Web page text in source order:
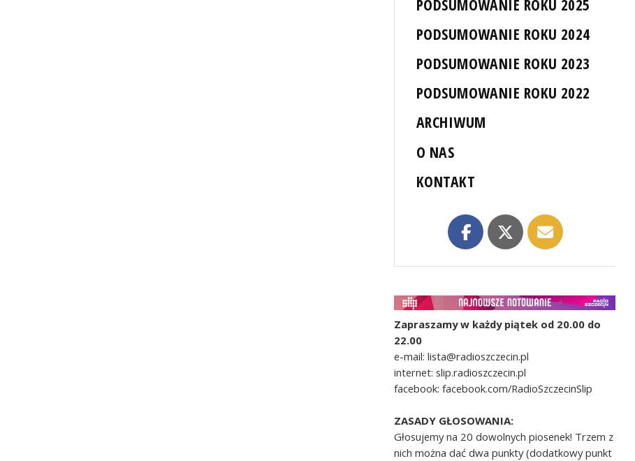
PODSUMOWANIE ROKU 2025
PODSUMOWANIE ROKU 2024
PODSUMOWANIE ROKU 2023
PODSUMOWANIE ROKU 2022
ARCHIWUM
O NAS
KONTAKT
Zapraszamy w każdy piątek od 20.00 do
22.00
e-mail: lista@radioszczecin.pl
internet: slip.radioszczecin.pl
facebook: facebook.com/RadioSzczecinSlip
ZASADY GŁOSOWANIA:
Głosujemy na 20 dowolnych piosenek! Trzem z
nich można dać dwa punkty (dodatkowy punkt